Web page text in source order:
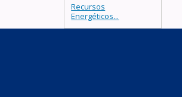
Recursos
Energéticos...